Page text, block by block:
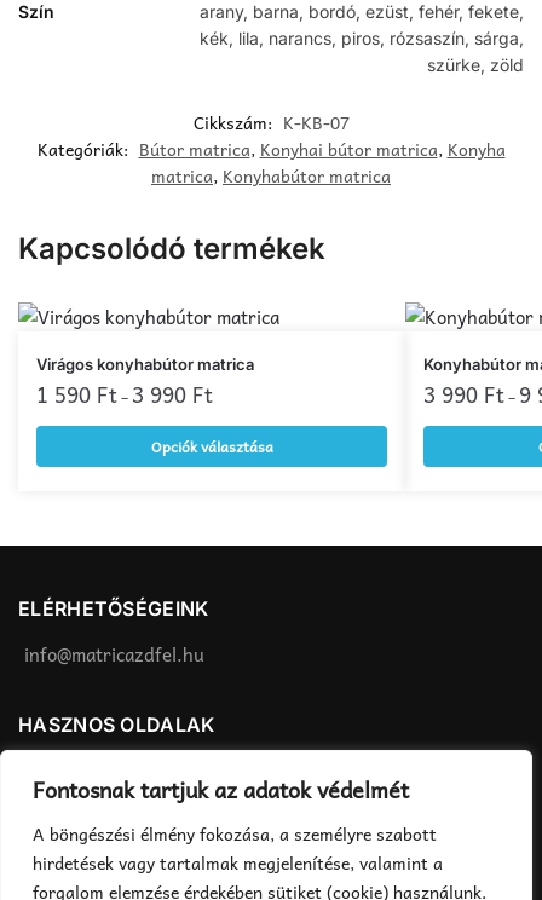
Fontosnak tartjuk az adatok védelmét
A böngészési élmény fokozása, a személyre szabott
hirdetések vagy tartalmak megjelenítése, valamint a
forgalom elemzése érdekében sütiket (cookie) használunk.
Szín
arany, barna, bordó, ezüst, fehér, fekete,
kék, lila, narancs, piros, rózsaszín, sárga,
szürke, zöld
Cikkszám: K-KB-07
Kategóriák: Bútor matrica, Konyhai bútor matrica, Konyha
matrica, Konyhabútor matrica
Kapcsolódó termékek
Virágos konyhabútor matrica
1 590 Ft– 3 990 Ft
Opciók választása
Ennek
a
terméknek
a
termékoldalon
választhatók
Konyhabútor
3 990 Ft– 9
Ennek
a
terméknek
ELÉRHETŐSÉGEINK
info@matricazdfel.hu
HASZNOS OLDALAK
Fizetés, szállítás